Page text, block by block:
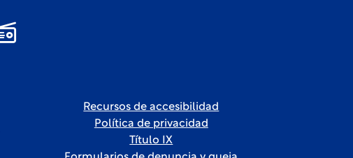
Recursos de accesibilidad
Política de privacidad
Título IX